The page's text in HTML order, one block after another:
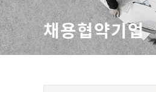
채용협약기업